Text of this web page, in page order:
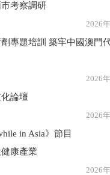
考察調研
8月3
專題培訓 築牢中國澳門
8月3
論壇
8月3
in Asia》節目
康產業
8月3